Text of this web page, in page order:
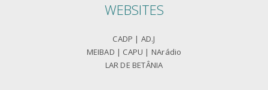
WEBSITES
CADP | AD.J
MEIBAD | CAPU | NArádio
LAR DE BETÂNIA